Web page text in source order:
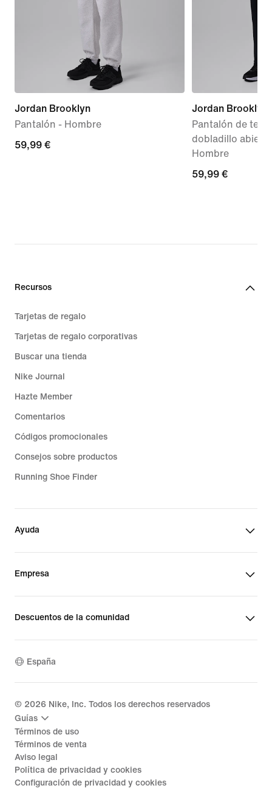
Jordan Brooklyn
Pantalón - Hombre
59,99 €
59,99 €
Jordan Brooklyn
Pantalón de
dobladillo
Hombre
59,99 €
59,99 €
Recursos
Tarjetas de regalo
Tarjetas de regalo corporativas
Buscar una tienda
Nike Journal
Hazte Member
Comentarios
Códigos promocionales
Consejos sobre productos
Running Shoe Finder
Ayuda
Empresa
Descuentos de la comunidad
España
© 2026 Nike, Inc. Todos los derechos reservados
Guías
Términos de uso
Términos de venta
Aviso legal
Política de privacidad y cookies
Configuración de privacidad y cookies